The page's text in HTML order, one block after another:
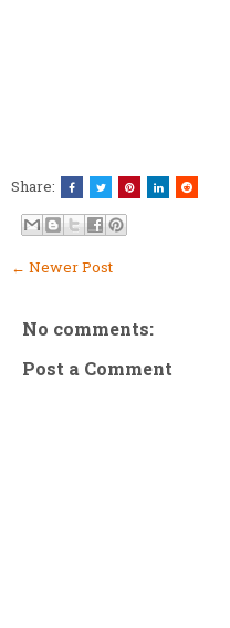
Share:
← Newer Post
No comments:
Post a Comment